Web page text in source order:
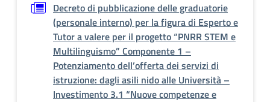
Decreto di pubblicazione delle graduatorie
(personale interno) per la figura di Esperto e
Tutor a valere per il progetto “PNRR STEM e
Multilinguismo” Componente 1 –
Potenziamento dell’offerta dei servizi di
istruzione: dagli asili nido alle Università –
Investimento 3.1 “Nuove competenze e